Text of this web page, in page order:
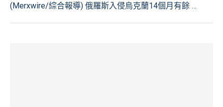
(Merxwire/綜合報導) 俄羅斯入侵烏克蘭14個月有餘 …